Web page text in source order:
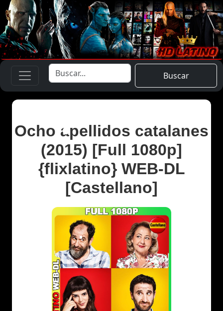
Buscar
Ocho apellidos catalanes
(2015) [Full 1080p]
{flixlatino} WEB-DL
[Castellano]